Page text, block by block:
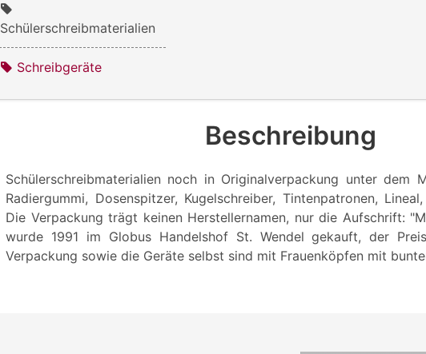
Schülerschreibmaterialien
Schreibgeräte
Beschreibung
Schülerschreibmaterialien noch in Originalverpackung unter dem
Radiergummi, Dosenspitzer, Kugelschreiber, Tintenpatronen,
Die Verpackung trägt keinen Herstellernamen, nur die Aufschrift:
wurde 1991 im Globus Handelshof St. Wendel gekauft, der
Verpackung sowie die Geräte selbst sind mit Frauenköpfen mit